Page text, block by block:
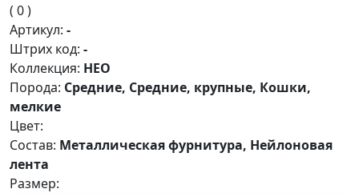
( 0 )
Артикул: -
Штрих код: -
Коллекция: НЕО
Порода: Средние, Средние, крупные, Кошки,
мелкие
Цвет:
Состав: Металлическая фурнитура, Нейлоновая
лента
Размер: